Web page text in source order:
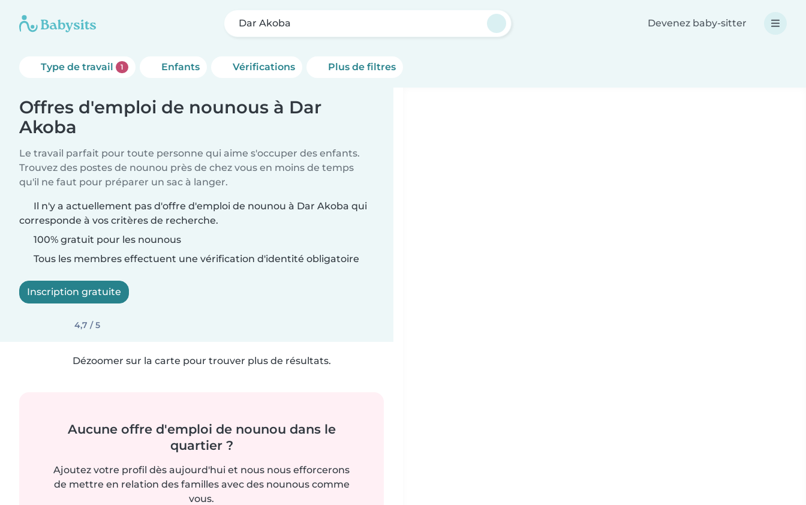
Dar Akoba Devenez baby-sitter
Type de travail 1 Enfants Vérifications Plus de filtres
Offres d'emploi de nounous à Dar
Akoba
Le travail parfait pour toute personne qui aime s'occuper des enfants.
Trouvez des postes de nounou près de chez vous en moins de temps
qu'il ne faut pour préparer un sac à langer.
Il n'y a actuellement pas d'offre d'emploi de nounou à Dar Akoba qui
corresponde à vos critères de recherche.
100% gratuit pour les nounous
Tous les membres effectuent une vérification d'identité obligatoire
Inscription gratuite
4,7 / 5
Dézoomer sur la carte pour trouver plus de résultats.
Aucune offre d'emploi de nounou dans le
quartier ?
Ajoutez votre profil dès aujourd'hui et nous nous efforcerons
de mettre en relation des familles avec des nounous comme
vous.